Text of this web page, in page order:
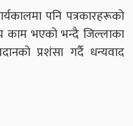
पनि पत्रकारहरूको
काम भएको भन्दै जिल्लाका
प्रशंसा गर्दै धन्यवाद